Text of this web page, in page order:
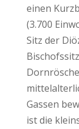
einen
(3.700
Sitz der
Gassen
ist die